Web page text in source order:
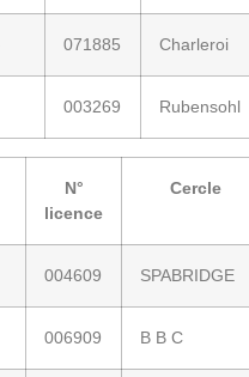
071885 Charleroi
003269 Rubensohl
N°
licence
Cercle
004609 SPABRIDGE
006909 B B C